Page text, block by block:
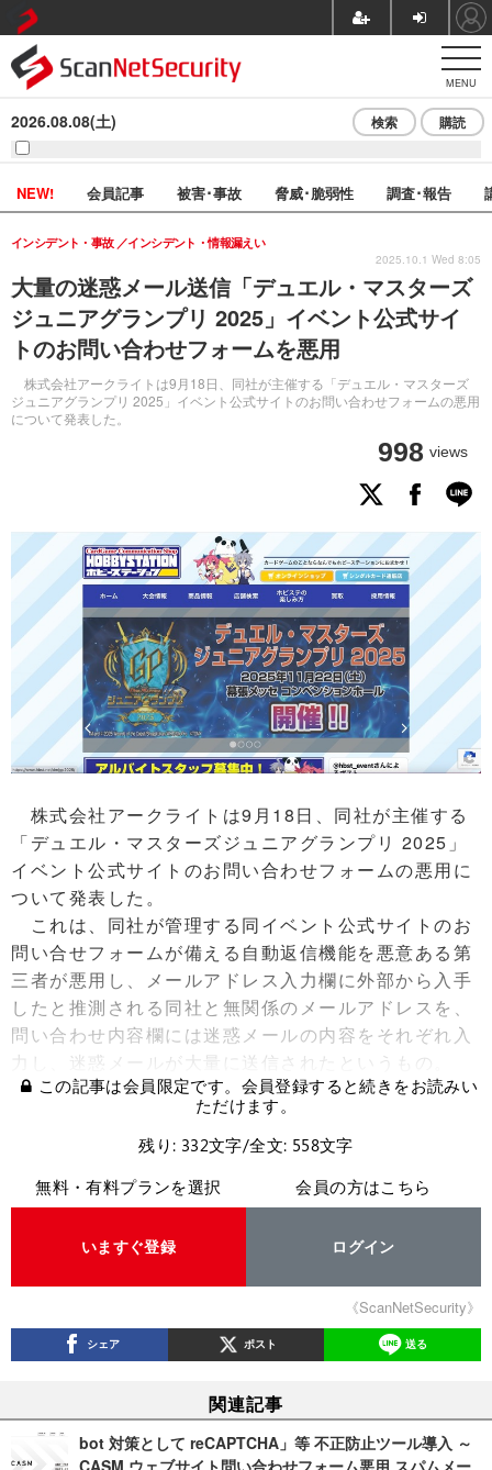
MENU
2026.08.08(土) 検索 購読
NEW! 会員記事 被害･事故 脅威･脆弱性 調査･報告
大量の迷惑メール送信「デュエル・マスターズ
ジュニアグランプリ 2025」イベント公式サイ
トのお問い合わせフォームを悪用
株式会社アークライトは9月18日、同社が主催する「デュエル・マスターズ
ジュニアグランプリ 2025」イベント公式サイトのお問い合わせフォームの悪用
について発表した。
インシデント・事故 インシデント・情報漏えい
998 views
2025.10.1 Wed 8:05
株式会社アークライトは9月18日、同社が主催する
「デュエル・マスターズジュニアグランプリ 2025」
イベント公式サイトのお問い合わせフォームの悪用に
ついて発表した。
これは、同社が管理する同イベント公式サイトのお
問い合せフォームが備える自動返信機能を悪意ある第
三者が悪用し、メールアドレス入力欄に外部から入手
したと推測される同社と無関係のメールアドレスを、
問い合わせ内容欄には迷惑メールの内容をそれぞれ入
力し、迷惑メールが大量に送信されたというもの。
この記事は会員限定です。会員登録すると続きをお読みい
ただけます。
残り: 332文字/全文: 558文字
無料・有料プランを選択
いますぐ登録
会員の方はこちら
ログイン
《ScanNetSecurity》
シェア ポスト 送る
関連記事
bot 対策として reCAPTCHA」等 不正防止ツール導入 ～